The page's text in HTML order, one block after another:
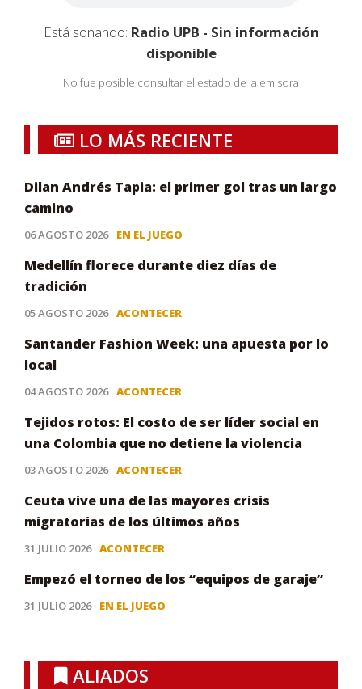
Está sonando: Radio UPB - Sin información
disponible
No fue posible consultar el estado de la emisora
LO MÁS RECIENTE
Dilan Andrés Tapia: el primer gol tras un largo
camino
06 AGOSTO 2026 EN EL JUEGO
Medellín florece durante diez días de
tradición
05 AGOSTO 2026 ACONTECER
Santander Fashion Week: una apuesta por lo
local
04 AGOSTO 2026 ACONTECER
Tejidos rotos: El costo de ser líder social en
una Colombia que no detiene la violencia
03 AGOSTO 2026 ACONTECER
Ceuta vive una de las mayores crisis
migratorias de los últimos años
31 JULIO 2026 ACONTECER
Empezó el torneo de los “equipos de garaje”
31 JULIO 2026 EN EL JUEGO
ALIADOS